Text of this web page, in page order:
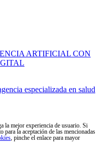
ARTIFICIAL CON
especializada en salud
la mejor experiencia de usuario. Si
para la aceptación de las mencionadas
, pinche el enlace para mayor